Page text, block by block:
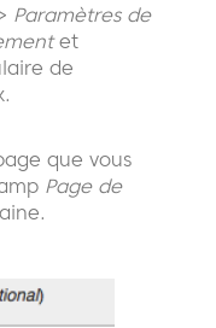
Paramètres de
et
de
que vous
Page de